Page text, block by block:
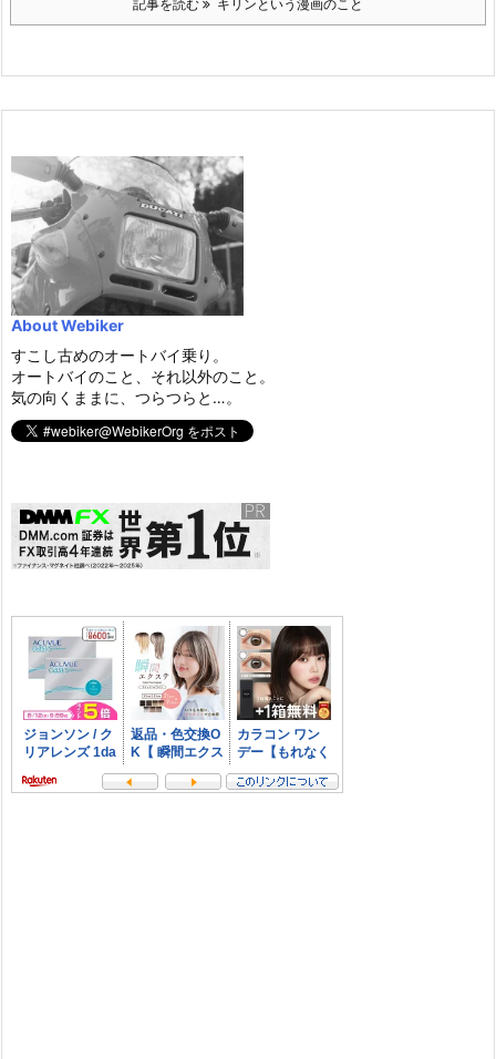
記事を読む キリンという漫画のこと
About Webiker
すこし古めのオートバイ乗り。
オートバイのこと、それ以外のこと。
気の向くままに、つらつらと…。